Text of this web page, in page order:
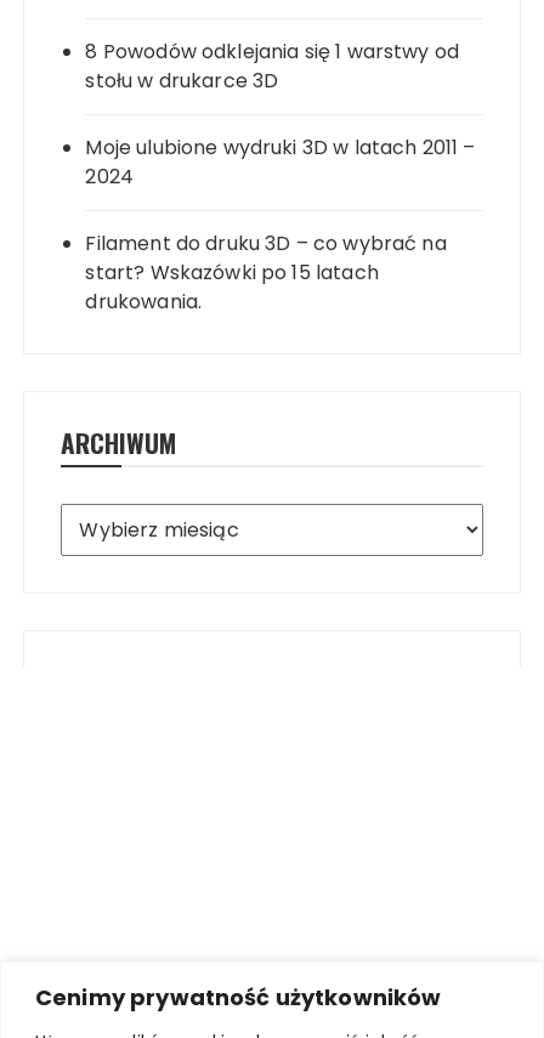
Cenimy prywatność użytkowników
8 Powodów odklejania się 1 warstwy od
stołu w drukarce 3D
Moje ulubione wydruki 3D w latach 2011 –
2024
Filament do druku 3D – co wybrać na
start? Wskazówki po 15 latach
drukowania.
ARCHIWUM
Archiwum